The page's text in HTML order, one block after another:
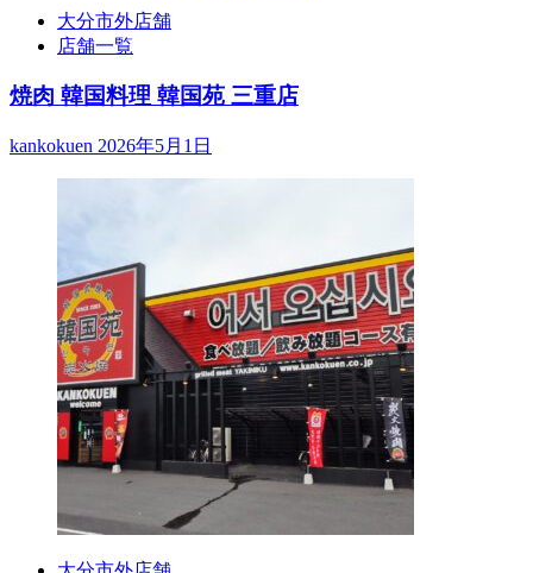
大分市外店舗
店舗一覧
焼肉 韓国料理 韓国苑 三重店
kankokuen 2026年5月1日